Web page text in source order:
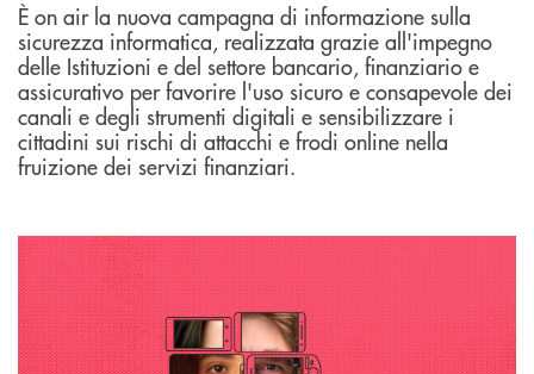
È on air la nuova campagna di informazione sulla
sicurezza informatica, realizzata grazie all'impegno
delle Istituzioni e del settore bancario, finanziario e
assicurativo per favorire l'uso sicuro e consapevole dei
canali e degli strumenti digitali e sensibilizzare i
cittadini sui rischi di attacchi e frodi online nella
fruizione dei servizi finanziari.